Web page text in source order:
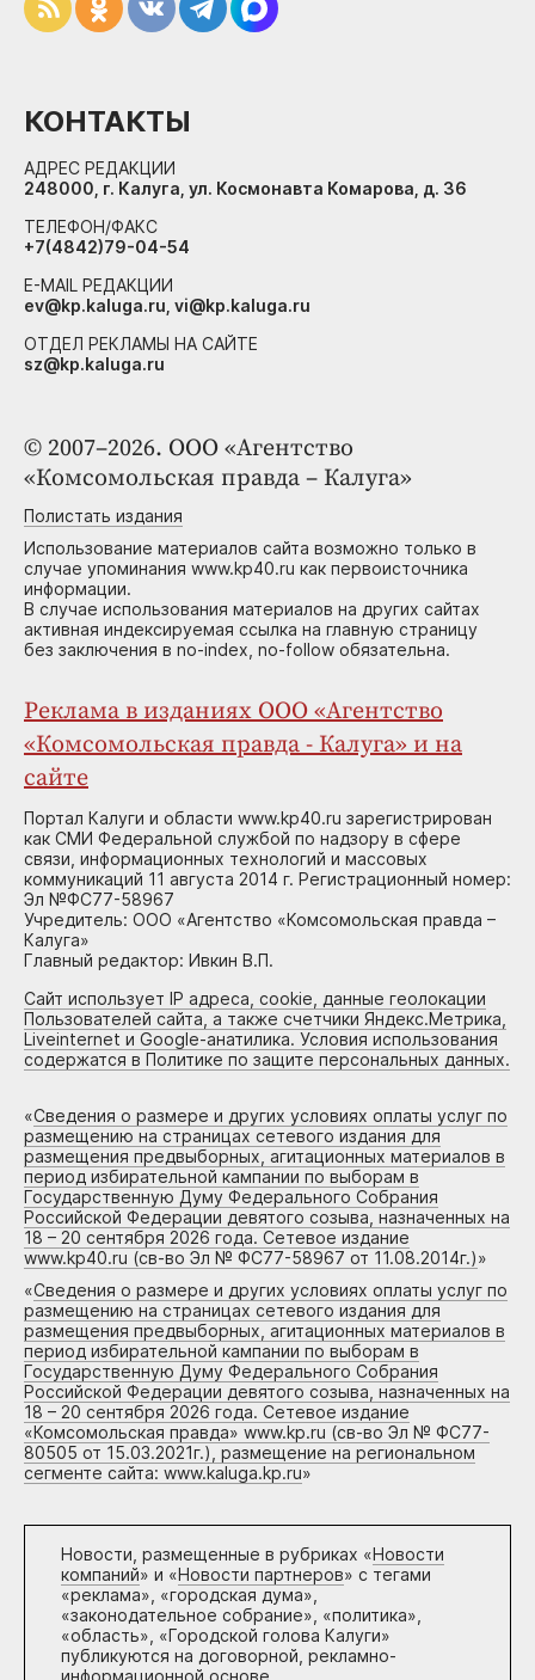
© 2007–2026. ООО «Агентство
«Комсомольская правда – Калуга»
Полистать издания
Использование материалов сайта возможно только в
случае упоминания www.kp40.ru как первоисточника
информации.
В случае использования материалов на других сайтах
активная индексируемая ссылка на главную страницу
без заключения в no-index, no-follow обязательна.
Реклама в изданиях ООО «Агентство
«Комсомольская правда - Калуга» и на
сайте
Портал Калуги и области www.kp40.ru зарегистрирован
как СМИ Федеральной службой по надзору в сфере
связи, информационных технологий и массовых
коммуникаций 11 августа 2014 г. Регистрационный номер:
Эл №ФС77-58967
Учредитель: ООО «Агентство «Комсомольская правда –
Калуга»
Главный редактор: Ивкин В.П.
Сайт использует IP адреса, cookie, данные геолокации
Пользователей сайта, а также счетчики Яндекс.Метрика,
Liveinternet и Google-анатилика. Условия использования
содержатся в Политике по защите персональных данных.
«Сведения о размере и других условиях оплаты услуг по
размещению на страницах сетевого издания для
размещения предвыборных, агитационных материалов в
период избирательной кампании по выборам в
Государственную Думу Федерального Собрания
Российской Федерации девятого созыва, назначенных на
18 – 20 сентября 2026 года. Сетевое издание
www.kp40.ru (св-во Эл № ФС77-58967 от 11.08.2014г.)»
«Сведения о размере и других условиях оплаты услуг по
размещению на страницах сетевого издания для
размещения предвыборных, агитационных материалов в
период избирательной кампании по выборам в
Государственную Думу Федерального Собрания
Российской Федерации девятого созыва, назначенных на
18 – 20 сентября 2026 года. Сетевое издание
«Комсомольская правда» www.kp.ru (св-во Эл № ФС77-
80505 от 15.03.2021г.), размещение на региональном
сегменте сайта: www.kaluga.kp.ru»
Новости, размещенные в рубриках «Новости
компаний» и «Новости партнеров» с тегами
«реклама», «городская дума»,
«законодательное собрание», «политика»,
«область», «Городской голова Калуги»
публикуются на договорной, рекламно-
КОНТАКТЫ
АДРЕС РЕДАКЦИИ
248000, г. Калуга, ул. Космонавта Комарова, д. 36
ТЕЛЕФОН/ФАКС
+7(4842)79-04-54
E-MAIL РЕДАКЦИИ
ev@kp.kaluga.ru, vi@kp.kaluga.ru
ОТДЕЛ РЕКЛАМЫ НА САЙТЕ
sz@kp.kaluga.ru